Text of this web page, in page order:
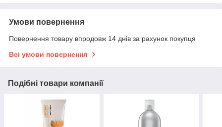
Умови повернення
Повернення товару впродовж 14 днів за рахунок покупця
Всі умови повернення
Подібні товари компанії